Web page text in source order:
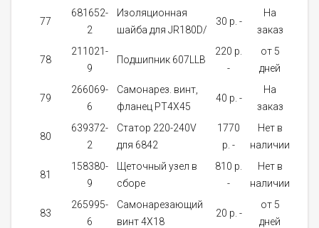
77
681652-
2
Изоляционная
шайба для JR180D/
30 p. -
На
заказ
78
211021-
9
Подшипник 607LLB
220 p.
-
от 5
дней
79
266069-
6
Самонарез. винт,
фланец PT4X45
40 p. -
На
заказ
80
639372-
2
Cтатор 220-240V
для 6842
1770
p. -
Нет в
наличии
81
158380-
9
Щеточный узел в
сборе
810 p.
-
Нет в
наличии
83
265995-
6
Самонарезающий
винт 4X18
20 p. -
от 5
дней